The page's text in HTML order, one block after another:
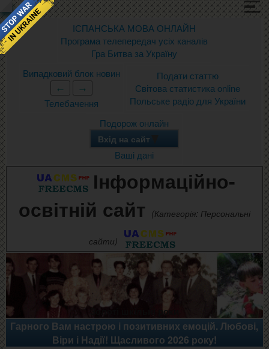
ІСПАНСЬКА МОВА ОНЛАЙН
Програма телепередач усіх каналів
Гра Битва за Україну
Випадковий блок новин
Телебачення
Подати статтю
Світова статистика online
Польське радіо для України
Подорож онлайн
Вхід на сайт
Ваші дані
Інформаційно-
освітній сайт (Категорія: Персональні
сайти)
Золоті шкільні роки
Гарного Вам настрою і позитивних емоцій. Любові,
Віри і Надії! Щасливого 2026 року!